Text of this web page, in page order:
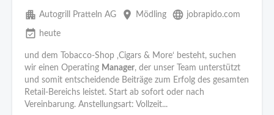
apartment Autogrill Pratteln AG place Mödling language jobrapido.com
event_available heute
und dem Tobacco-Shop ‚Cigars & More‘ besteht, suchen
wir einen Operating Manager, der unser Team unterstützt
und somit entscheidende Beiträge zum Erfolg des gesamten
Retail-Bereichs leistet. Start ab sofort oder nach
Vereinbarung. Anstellungsart: Vollzeit...